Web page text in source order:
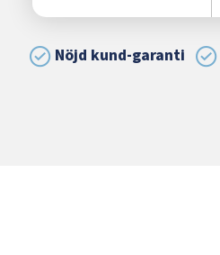
Nöjd kund-garanti